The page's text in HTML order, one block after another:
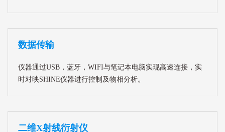
数据传输
仪器通过USB，蓝牙，WIFI与笔记本电脑实现高速连接，实
时对映SHINE仪器进行控制及物相分析。
二维X射线衍射仪